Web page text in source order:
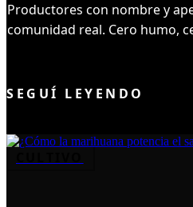
Productores con nombre y
comunidad real. Cero humo,
SEGUÍ LEYENDO